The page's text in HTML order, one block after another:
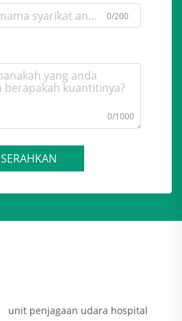
0/200
0/1000
SERAHKAN
unit penjagaan udara hospital